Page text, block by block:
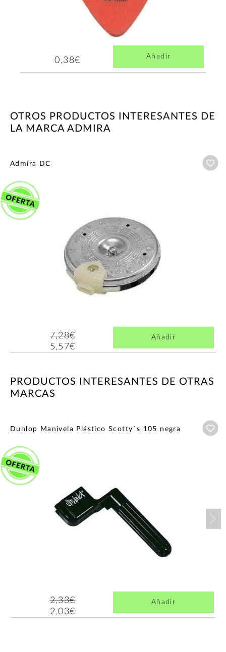
0,38€ Añadir
OTROS PRODUCTOS INTERESANTES DE
LA MARCA ADMIRA
Admira DC
7,28€
5,57€
Añadir
PRODUCTOS INTERESANTES DE OTRAS
MARCAS
Dunlop Manivela Plástico Scotty´s 105 negra
2,33€
2,03€
Añadir